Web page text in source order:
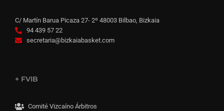
C/ Martín Barua Picaza 27- 2º 48003 Bilbao, Bizkaia
94 439 57 22
secretaria@bizkaiabasket.com
+ FVIB
Comité Vizcaíno Árbitros